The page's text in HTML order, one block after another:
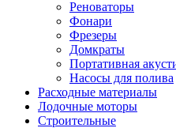
Реноваторы
Фонари
Фрезеры
Домкраты
Портативная
Насосы для полива
Расходные материалы
Лодочные моторы
Строительные